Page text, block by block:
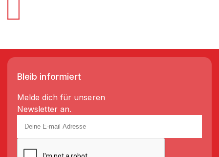
Bleib informiert
Melde dich für unseren
Newsletter an.